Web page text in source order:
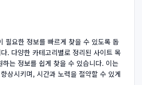
필요한 정보를 빠르게 찾을 수 있도록 돕
. 다양한 카테고리별로 정리된 사이트 목
는 정보를 쉽게 찾을 수 있습니다. 이는
상시키며, 시간과 노력을 절약할 수 있게